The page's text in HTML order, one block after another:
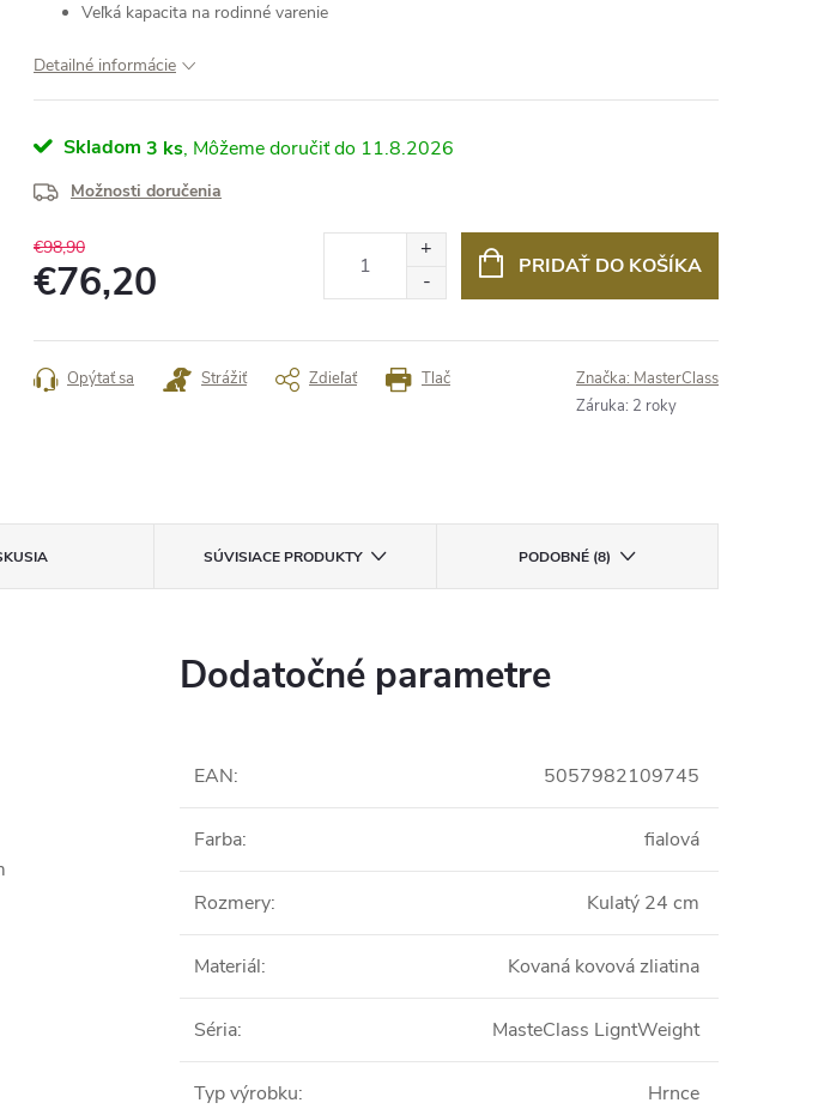
Veľká kapacita na rodinné varenie
Detailné informácie
Skladom 3 ks 11.8.2026
Možnosti doručenia
€98,90
€76,20
cena:
PRIDAŤ DO KOŠÍKA
Tlač
Opýtať sa Strážiť Zdieľať Značka: MasterClass
Záruka: 2 roky
SÚVISIACE PRODUKTY PODOBNÉ (8)
Dodatočné parametre
EAN: 5057982109745
Farba: fialová
Rozmery: Kulatý 24 cm
Materiál: Kovaná kovová zliatina
Séria: MasteClass LigntWeight
Typ výrobku: Hrnce